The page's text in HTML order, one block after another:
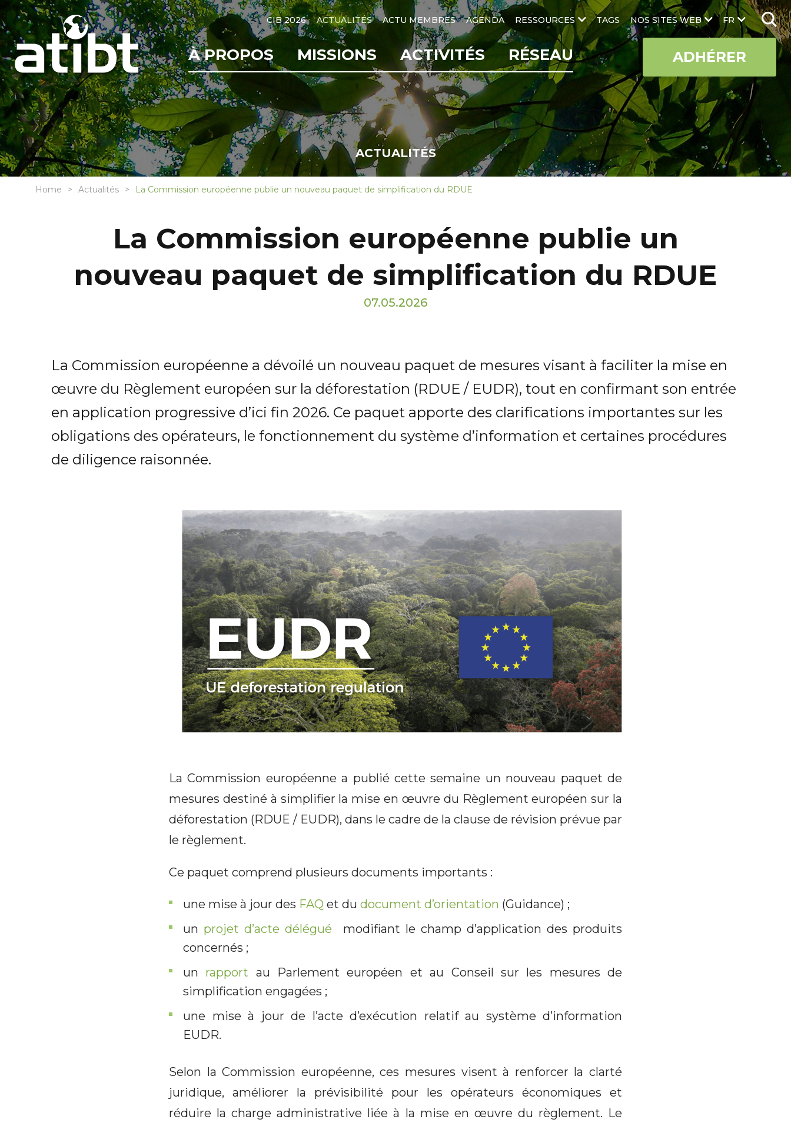
FR
CIB 2026 ACTUALITÉS ACTU MEMBRES AGENDA RESSOURCES TAGS NOS SITES WEB
À PROPOS MISSIONS ACTIVITÉS RÉSEAU ADHÉRER
ACTUALITÉS
Home Actualités La Commission européenne publie un nouveau paquet de simplification du RDUE
La Commission européenne publie un
nouveau paquet de simplification du RDUE
07.05.2026
La Commission européenne a dévoilé un nouveau paquet de mesures visant à faciliter la mise en
œuvre du Règlement européen sur la déforestation (RDUE / EUDR), tout en confirmant son entrée
en application progressive d’ici fin 2026. Ce paquet apporte des clarifications importantes sur les
obligations des opérateurs, le fonctionnement du système d’information et certaines procédures
de diligence raisonnée.
La Commission européenne a publié cette semaine un nouveau paquet de
mesures destiné à simplifier la mise en œuvre du Règlement européen sur la
déforestation (RDUE / EUDR), dans le cadre de la clause de révision prévue par
le règlement.
Ce paquet comprend plusieurs documents importants :
une mise à jour des FAQ et du document d’orientation (Guidance) ;
un projet d’acte délégué
modifiant le champ d’application des produits
concernés ;
un rapport au Parlement européen et au Conseil sur les mesures de
simplification engagées ;
une mise à jour de l’acte d’exécution relatif au système d’information
EUDR.
Selon la Commission européenne, ces mesures visent à renforcer la clarté
juridique, améliorer la prévisibilité pour les opérateurs économiques et
réduire la charge administrative liée à la mise en œuvre du règlement. Le